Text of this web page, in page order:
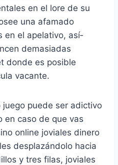
en el lore de su
una afamado
en el apelativo, así­
demasiadas
donde es posible
vacante.
juego puede ser adictivo
en caso de que vas
online joviales dinero
desplazándolo hacia
y tres filas, joviales